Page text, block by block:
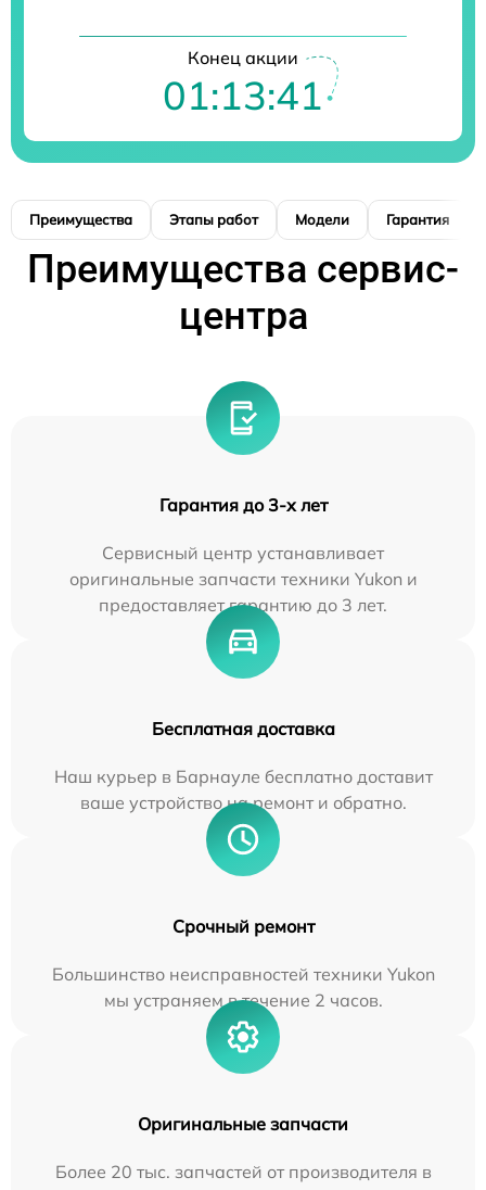
Конец акции
01:13:39
Преимущества Этапы работ Модели Гарантия
Преимущества сервис-
центра
Гарантия до 3-х лет
Сервисный центр устанавливает
оригинальные запчасти техники Yukon и
предоставляет гарантию до 3 лет.
Бесплатная доставка
Наш курьер в Барнауле бесплатно доставит
ваше устройство на ремонт и обратно.
Срочный ремонт
Большинство неисправностей техники Yukon
мы устраняем в течение 2 часов.
Оригинальные запчасти
Более 20 тыс. запчастей от производителя в